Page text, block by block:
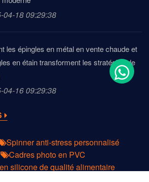
04-18 09:29:38
les épingles en métal en vente chaude et
en étain transforment les stratégies de
04-16 09:29:38
Spinner anti-stress personnalisé
Cadres photo en PVC
silicone de qualité alimentaire